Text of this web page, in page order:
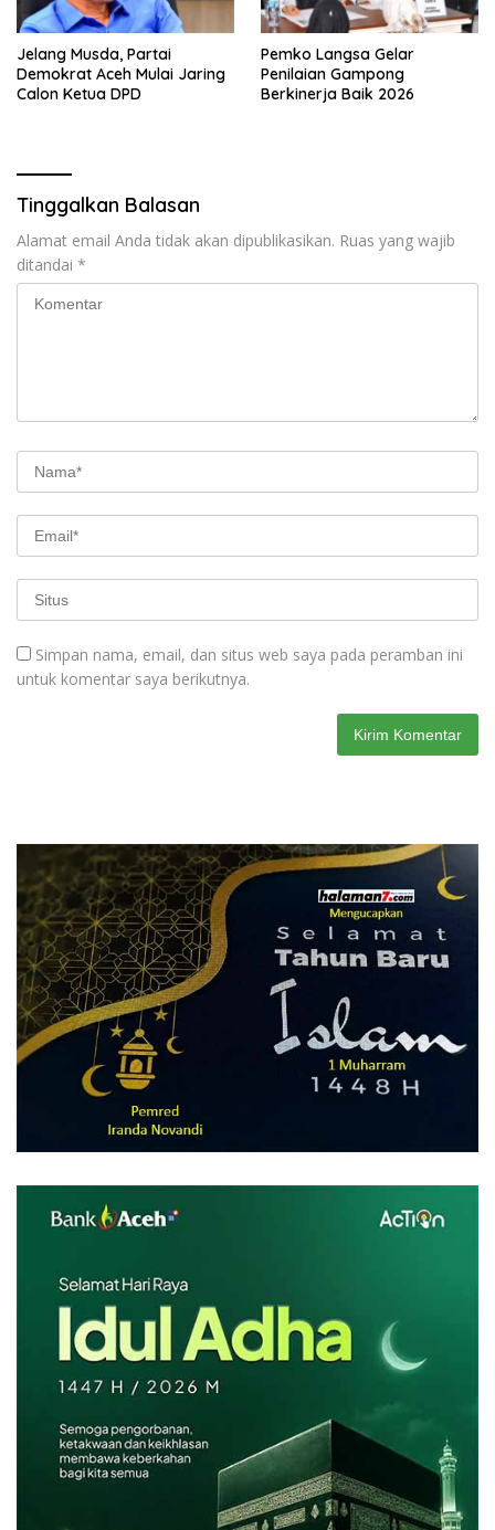
Jelang Musda, Partai
Demokrat Aceh Mulai Jaring
Calon Ketua DPD
Pemko Langsa Gelar
Penilaian Gampong
Berkinerja Baik 2026
Tinggalkan Balasan
Alamat email Anda tidak akan dipublikasikan. Ruas yang wajib
ditandai *
Simpan nama, email, dan situs web saya pada peramban ini
untuk komentar saya berikutnya.